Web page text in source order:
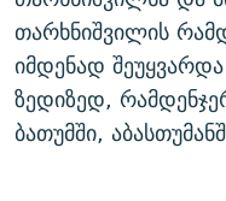
თარხნიშვილის
იმდენად
ზედიზედ,
ბათუმში,